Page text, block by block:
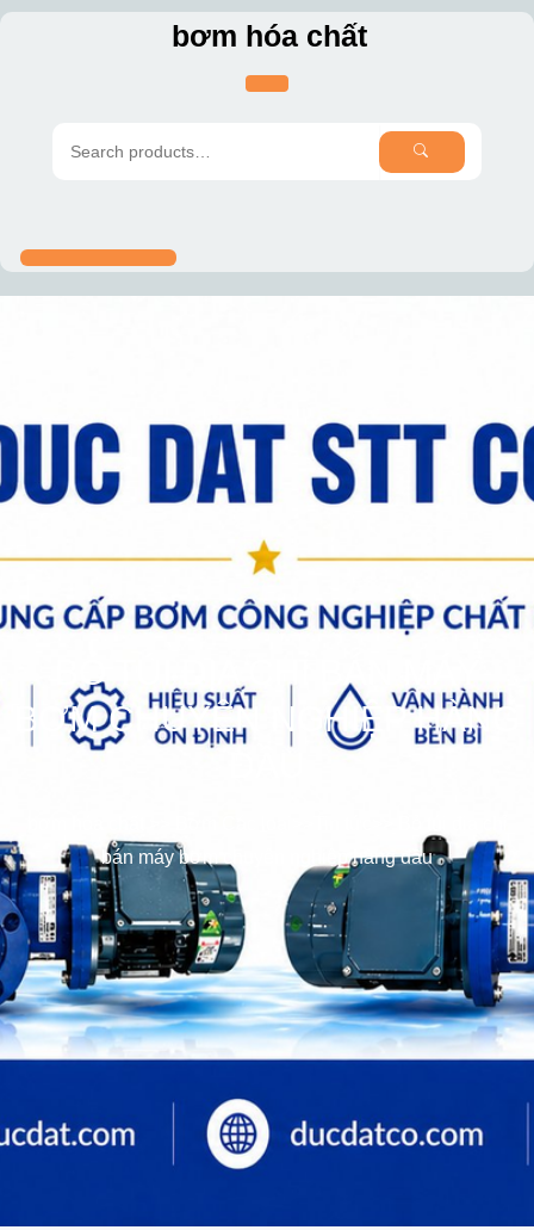
Skip
bơm hóa chất
SEARCH
BỎ TÚI ĐỊA CHỈ BÁN MÁY
BƠM CHUYÊN NGHIỆP HÀNG
bán máy bơm chuyên nghiệp hàng đầu